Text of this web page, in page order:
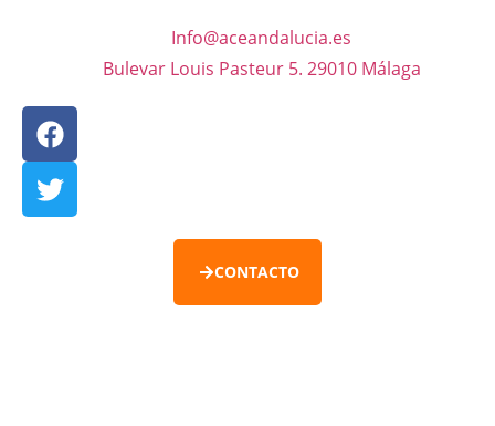
Info@aceandalucia.es
Bulevar Louis Pasteur 5. 29010 Málaga
CONTACTO